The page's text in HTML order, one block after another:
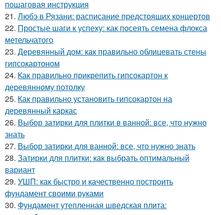
пошаговая инструкция
21. Любэ в Рязани: расписание предстоящих концертов
22. Простые шаги к успеху: как посеять семена флокса
метельчатого
23. Деревянный дом: как правильно облицевать стены
гипсокартоном
24. Как правильно прикрепить гипсокартон к
деревянному потолку
25. Как правильно установить гипсокартон на
деревянный каркас
26. Выбор затирки для плитки в ванной: все, что нужно
знать
27. Выбор затирки для ванной: все, что нужно знать
28. Затирки для плитки: как выбрать оптимальный
вариант
29. УШП: как быстро и качественно построить
фундамент своими руками
30. Фундамент утепленная шведская плита: